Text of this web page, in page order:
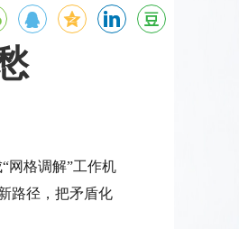
网格调解”工作机
路径，把矛盾化